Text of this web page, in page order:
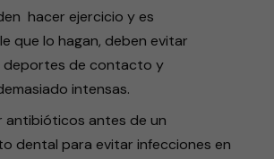
hacer ejercicio y es
que lo hagan, deben evitar
deportes de contacto y
intensas.
antibióticos antes de un
dental para evitar infecciones en